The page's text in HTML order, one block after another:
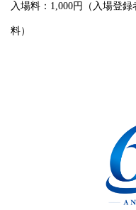
入場料：1,000円（入場登
料）